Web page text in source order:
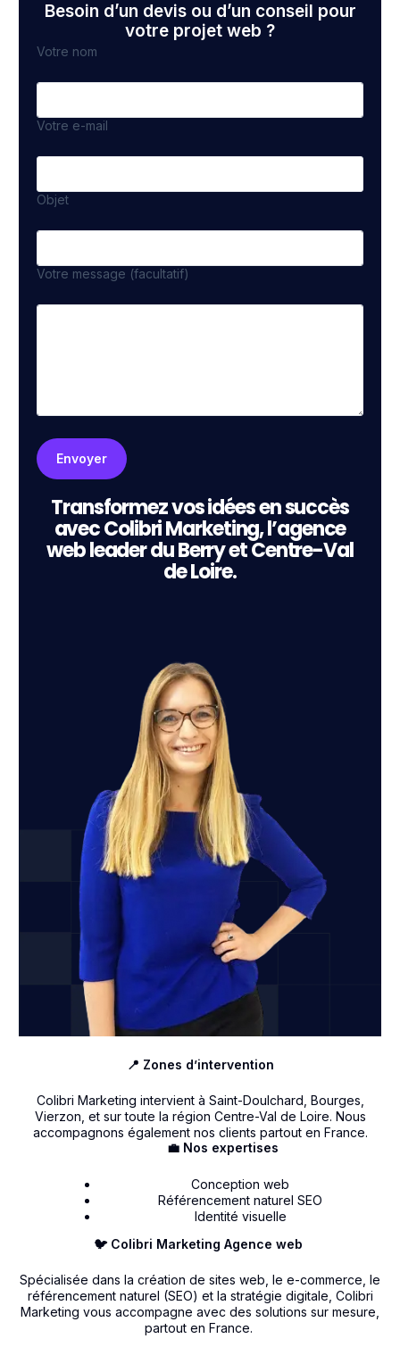
Besoin d’un devis ou d’un conseil pour
votre projet web ?
Votre nom
Votre e-mail
Objet
Votre message (facultatif)
Transformez vos idées en succès
avec Colibri Marketing, l’agence
web leader du Berry et Centre-Val
de Loire.
🐦 Colibri Marketing Agence web
Spécialisée dans la création de sites web, le e-commerce, le
référencement naturel (SEO) et la stratégie digitale, Colibri
Marketing vous accompagne avec des solutions sur mesure,
partout en France.
💼 Nos expertises
Conception web
Référencement naturel SEO
Identité visuelle
📍 Zones d’intervention
Colibri Marketing intervient à Saint-Doulchard, Bourges,
Vierzon, et sur toute la région Centre-Val de Loire. Nous
accompagnons également nos clients partout en France.